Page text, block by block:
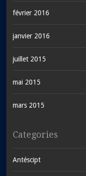
février 2016
janvier 2016
juillet 2015
mai 2015
mars 2015
Categories
Antéscipt